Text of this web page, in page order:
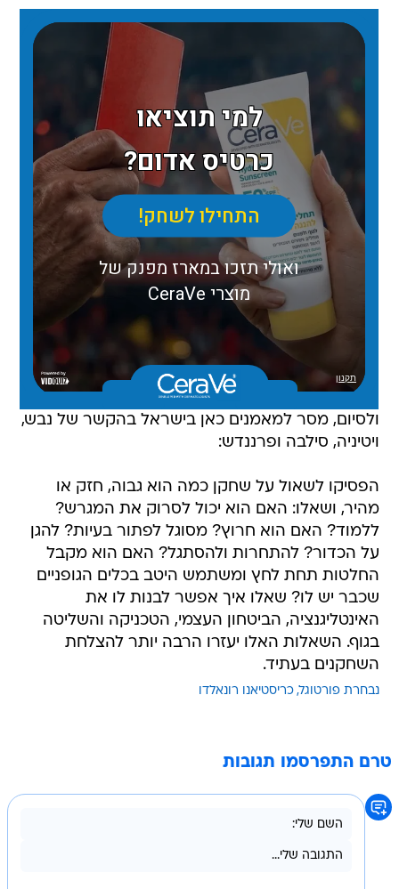
ולסיום, מסר למאמנים כאן בישראל בהקשר של נבש,
ויטיניה, סילבה ופרננדש:
הפסיקו לשאול על שחקן כמה הוא גבוה, חזק או
מהיר, ושאלו: האם הוא יכול לסרוק את המגרש?
ללמוד? האם הוא חרוץ? מסוגל לפתור בעיות? להגן
על הכדור? להתחרות ולהסתגל? האם הוא מקבל
החלטות תחת לחץ ומשתמש היטב בכלים הגופניים
שכבר יש לו? שאלו איך אפשר לבנות לו את
האינטליגנציה, הביטחון העצמי, הטכניקה והשליטה
בגוף. השאלות האלו יעזרו הרבה יותר להצלחת
השחקנים בעתיד.
נבחרת פורטוגל כריסטיאנו רונאלדו
טרם התפרסמו תגובות